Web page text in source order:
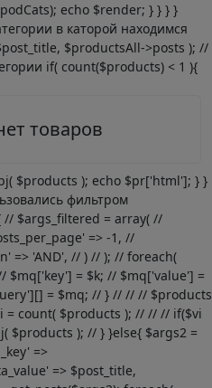
echo $render; } } } }
в каторой находимся
$productsAll->posts ); //
if( count($products) < 1 ){
товаров
$products ); echo $pr['html']; } }
фильтром
// $args_filtered = array( //
=> -1, //
=> 'AND', // ) // ); // foreach(
$mq['key'] = $k; // $mq['value'] =
= $mq; // } // // // $products
= count( $products ); // // // if($vi
$products ); // } }else{ $args2 =
=>
=> $post_title,